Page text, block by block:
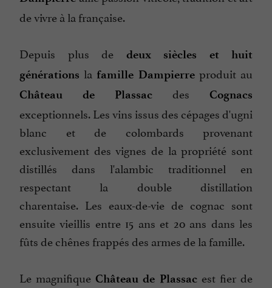
de vivre à la française.
Depuis plus de
deux siècles et huit
générations la famille Dampierreproduit au
Château de Plassac des Cognacs
exceptionnels. Les vins issus des cépages d'ugni
blanc et de colombards provenant
exclusivement des vignes de la propriété sont
distillés dans l'alambic traditionnel en
respectant la double distillation
charentaise. Les eaux-de-vie de cognac sont
ensuite vieillis entre 15 ans et 20 ans dans les
fûts de chênes frappés des armes de la famille.
Le magnifiqueChâteau de Plassacest fier de